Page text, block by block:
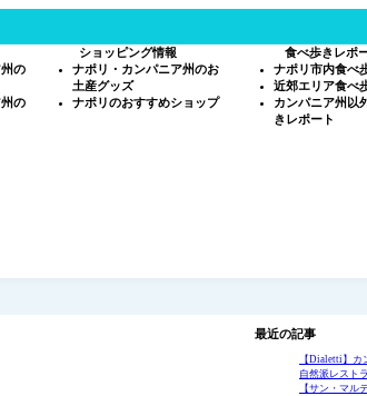
の
の
ショッピング情報
ナポリ・カンパニア州のお
土産グッズ
ナポリのおすすめショップ
食べ歩きレポ
ナポリ市内食べ
近郊エリア食べ
カンパニア州以
きレポート
最近の記事
【Dialetti】カ
自然派レスト
【サン・マル